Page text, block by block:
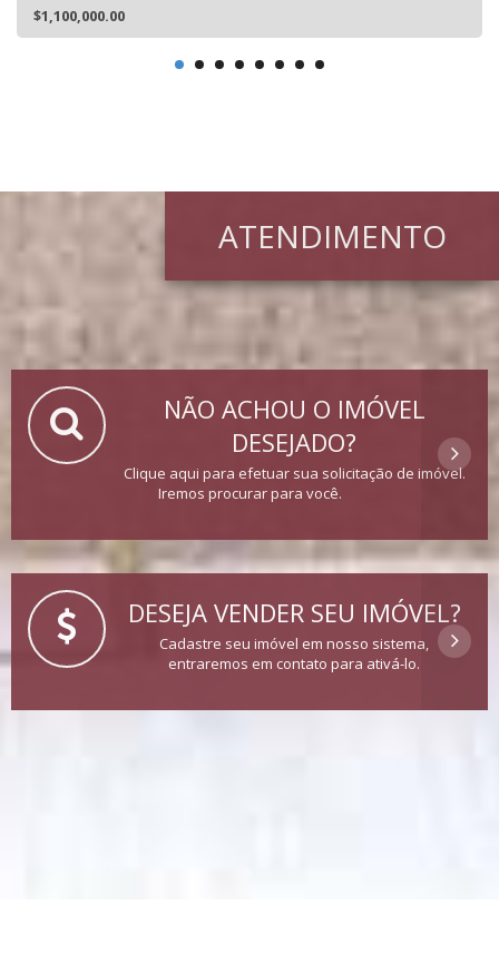
$1,100,000.00
ATENDIMENTO
NÃO ACHOU O IMÓVEL
DESEJADO?
Clique aqui para efetuar sua solicitação de imóvel.
Iremos procurar para você.
DESEJA VENDER SEU IMÓVEL?
Cadastre seu imóvel em nosso sistema,
entraremos em contato para ativá-lo.